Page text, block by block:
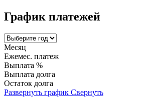
График платежей
Месяц
Ежемес. платеж
Выплата %
Выплата долга
Остаток долга
Развернуть график Свернуть